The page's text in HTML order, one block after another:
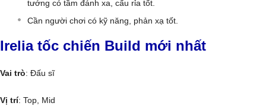
tướng có tầm đánh xa, cấu rỉa tốt.
Cần người chơi có kỹ năng, phản xạ tốt.
Irelia tốc chiến Build mới nhất
Vai trò: Đấu sĩ
Vị trí: Top, Mid